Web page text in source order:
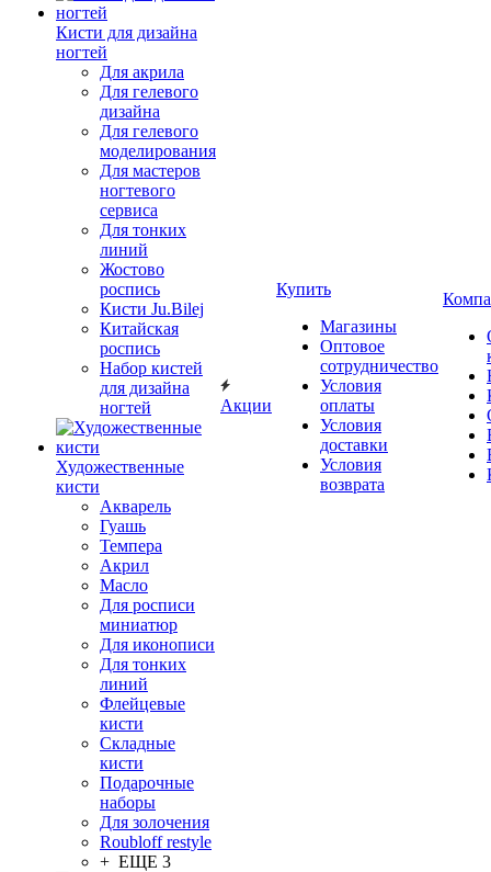
Кисти для дизайна
ногтей
Для акрила
Для гелевого
дизайна
Для гелевого
моделирования
Для мастеров
ногтевого
сервиса
Для тонких
линий
Жостово
роспись
Кисти Ju.Bilej
Китайская
роспись
Набор кистей
для дизайна
ногтей
Художественные
кисти
Акварель
Гуашь
Темпера
Акрил
Масло
Для росписи
миниатюр
Для иконописи
Для тонких
линий
Флейцевые
кисти
Складные
кисти
Подарочные
наборы
Для золочения
Roubloff restyle
+ ЕЩЕ 3
Акции
Купить
Магазины
Оптовое
сотрудничество
Условия
оплаты
Условия
доставки
Условия
возврата